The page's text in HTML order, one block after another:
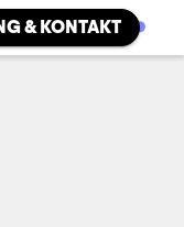
& KONTAKT